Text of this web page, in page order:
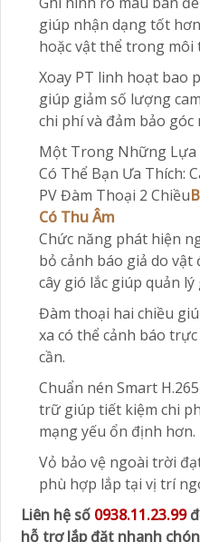
giúp nhận dạng tốt
hoặc vật thể trong
Xoay PT linh hoạt bao
giúp giảm số lượng
chi phí và đảm bảo
Một Trong Những Lựa
Có Thể Bạn Ưa Thích:
PV Đàm Thoại 2 Chiều
Có Thu Âm
Chức năng phát hiện
bỏ cảnh báo giả do
cây gió lắc giúp quản
Đàm thoại hai chiều
xa có thể cảnh báo
cần.
Chuẩn nén Smart
trữ giúp tiết kiệm chi
mạng yếu ổn định hơn.
Vỏ bảo vệ ngoài trời
phù hợp lắp tại vị trí
Liên hệ số 0938.11.23.99
hỗ trợ lắp đặt nhanh